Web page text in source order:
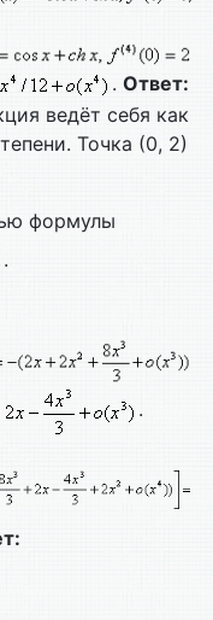
. Ответ:
ведёт себя как
Точка (0, 2)
формулы
.
.